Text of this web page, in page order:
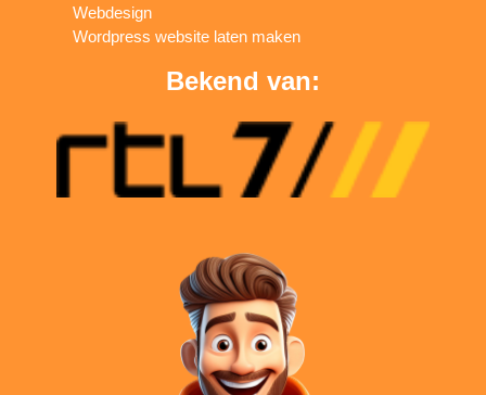
Webdesign
Wordpress website laten maken
Bekend van: